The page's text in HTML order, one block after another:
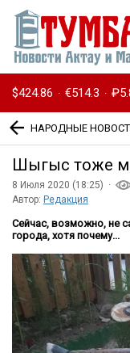
$424.86 · €514.3 ·
НАРОДНЫЕ
Шыгыс тоже
8 Июля 2020 (18:25) ·
Автор: Редакция
Сейчас, возможно, не
города, хотя почему...